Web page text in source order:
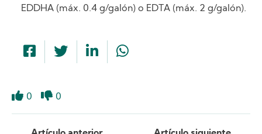
EDDHA (máx. 0.4 g/galón) o EDTA (máx. 2 g/galón).
0 0